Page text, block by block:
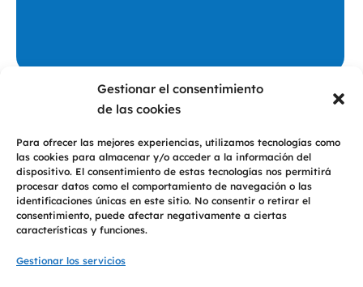
Gestionar el consentimiento
de las cookies
Para ofrecer las mejores experiencias, utilizamos tecnologías como
las cookies para almacenar y/o acceder a la información del
dispositivo. El consentimiento de estas tecnologías nos permitirá
procesar datos como el comportamiento de navegación o las
identificaciones únicas en este sitio. No consentir o retirar el
consentimiento, puede afectar negativamente a ciertas
características y funciones.
Gestionar los servicios
De conformidad con lo dispuesto en las normativas vigentes en
protección de datos personales, le informamos que los datos personales y
públicas, serán tratados bajo la responsabilidad de 2T PSICOLOGÍA CB para
el envío de comunicaciones sobre nuestros productos y servicios y se
conservarán durante el tiempo necesario para mantener el fin del
tratamiento. Los datos no serán comunicados a terceros, salvo obligación
legal. Con esta opción confirma la aceptación de nuestra
Política de
Privacidad
Consultar